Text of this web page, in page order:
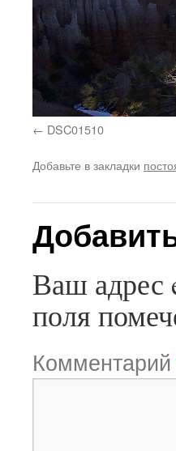
DSC01510
Добавьте в закладки
Ваш адрес
поля
Комментарий